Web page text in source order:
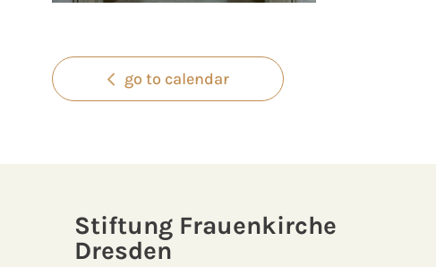
go to calendar
Stiftung Frauenkirche
Dresden